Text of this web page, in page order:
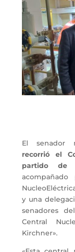
El senador
recorrió el
partido de
y una
senadores
Central
Kirchner».